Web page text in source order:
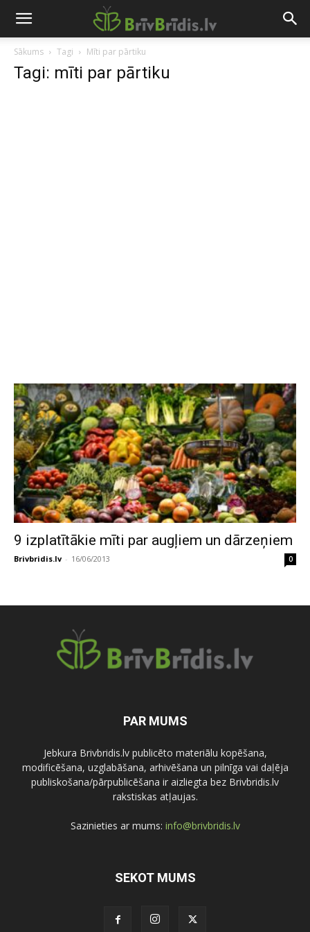
Sākums Tagi Mīti par pārtiku
Tagi: mīti par pārtiku
9 izplatītākie mīti par augļiem un dārzeņiem
Brivbridis.lv - 16/06/2013 0
PAR MUMS
Jebkura Brivbridis.lv publicēto materiālu kopēšana,
modificēšana, uzglabāšana, arhivēšana un pilnīga vai daļēja
publiskošana/pārpublicēšana ir aizliegta bez Brivbridis.lv
rakstiskas atļaujas.
Sazinieties ar mums: info@brivbridis.lv
SEKOT MUMS